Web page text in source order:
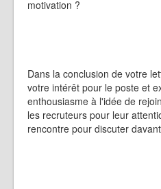
motivation ?
Dans la conclusion de votre
votre intérêt pour le poste et
enthousiasme à l'idée de
les recruteurs pour leur
rencontre pour discuter